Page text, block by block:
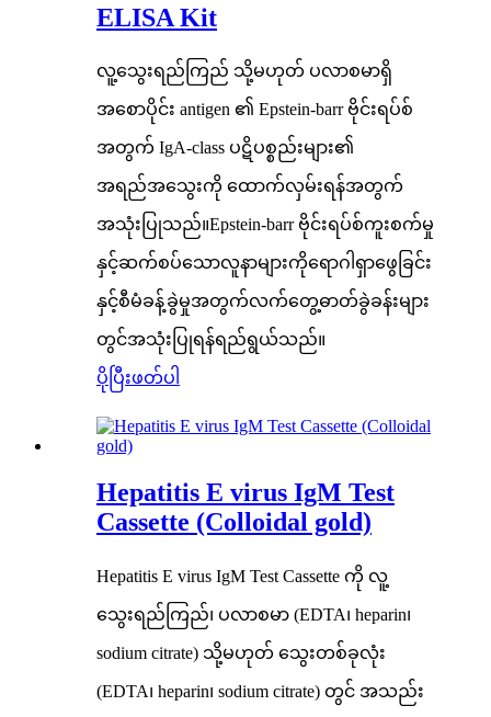
ELISA Kit
လူ့သွေးရည်ကြည် သို့မဟုတ် ပလာစမာရှိ
အစောပိုင်း antigen ၏ Epstein-barr ဗိုင်းရပ်စ်
အတွက် IgA-class ပဋိပစ္စည်းများ၏
အရည်အသွေးကို ထောက်လှမ်းရန်အတွက်
အသုံးပြုသည်။Epstein-barr ဗိုင်းရပ်စ်ကူးစက်မှု
နှင့်ဆက်စပ်သောလူနာများကိုရောဂါရှာဖွေခြင်း
နှင့်စီမံခန့်ခွဲမှုအတွက်လက်တွေ့ဓာတ်ခွဲခန်းများ
တွင်အသုံးပြုရန်ရည်ရွယ်သည်။
ပိုပြီးဖတ်ပါ
Hepatitis E virus IgM Test
Cassette (Colloidal gold)
Hepatitis E virus IgM Test Cassette ကို လူ့
သွေးရည်ကြည်၊ ပလာစမာ (EDTA၊ heparin၊
sodium citrate) သို့မဟုတ် သွေးတစ်ခုလုံး
(EDTA၊ heparin၊ sodium citrate) တွင် အသည်း